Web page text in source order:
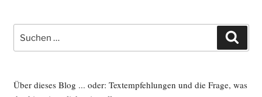
nach:
Über dieses Blog ... oder: Textempfehlungen und die Frage, was